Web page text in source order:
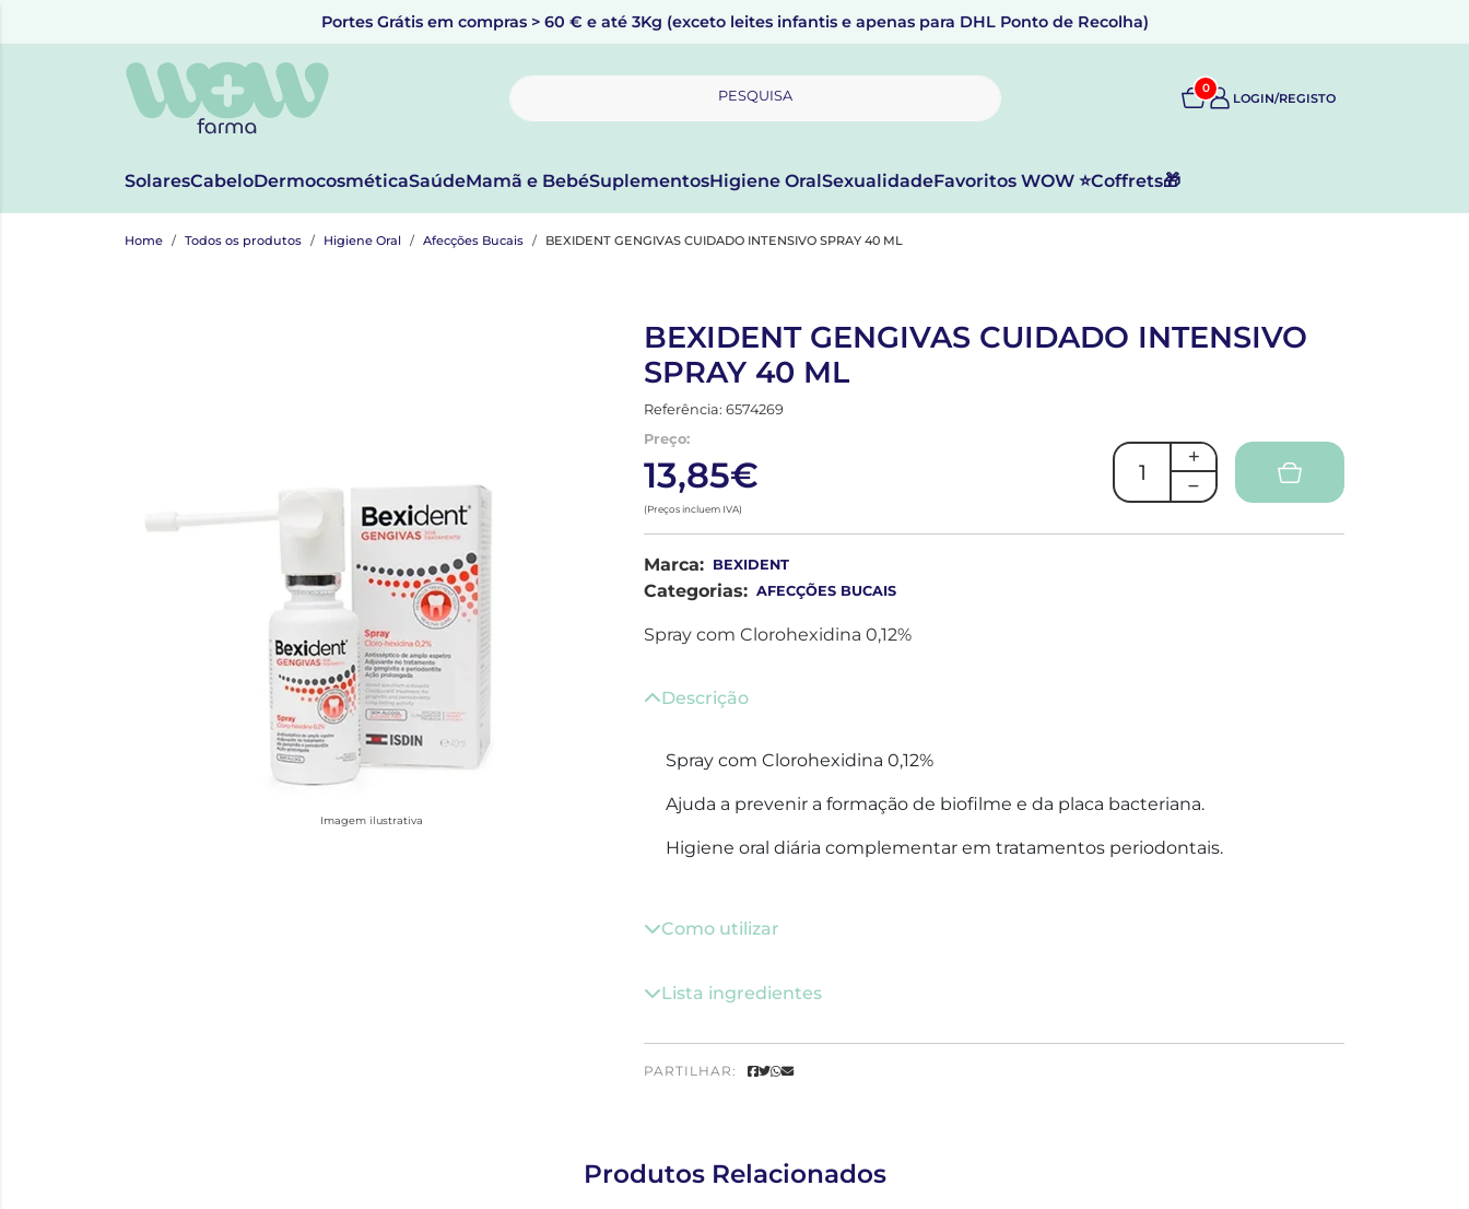
Portes Grátis em compras > 60 € e até 3Kg (exceto leites infantis e apenas para DHL Ponto de Recolha)
PESQUISA 0
LOGIN/REGISTO
SolaresCabeloDermocosméticaSaúdeMamã e BebéSuplementosHigiene OralSexualidadeFavoritos WOW ⭐Coffrets🎁
Home Todos os produtos Higiene Oral Afecções Bucais BEXIDENT GENGIVAS CUIDADO INTENSIVO SPRAY 40 ML
Imagem ilustrativa
BEXIDENT GENGIVAS CUIDADO INTENSIVO
SPRAY 40 ML
Referência: 6574269
Preço:
13,85€
(Preços incluem IVA)
Marca: BEXIDENT
Categorias: AFECÇÕES BUCAIS
Spray com Clorohexidina 0,12%
Descrição
Spray com Clorohexidina 0,12%
Ajuda a prevenir a formação de biofilme e da placa bacteriana.
Higiene oral diária complementar em tratamentos periodontais.
Como utilizar
Lista ingredientes
PARTILHAR:
Produtos Relacionados